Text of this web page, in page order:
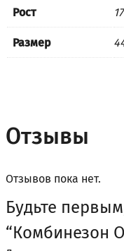
Рост
Размер
Отзывы
Отзывов пока нет.
Будьте
“Комбинезон